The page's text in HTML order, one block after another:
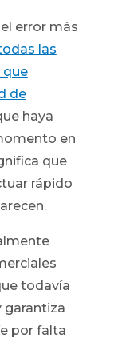
error más
las
que
de
haya
en
que
rápido
todavía
garantiza
por falta